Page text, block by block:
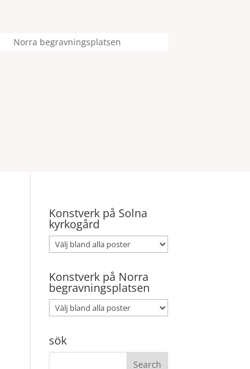
Norra begravningsplatsen
Konstverk på Solna
kyrkogård
Konstverk på Norra
begravningsplatsen
sök